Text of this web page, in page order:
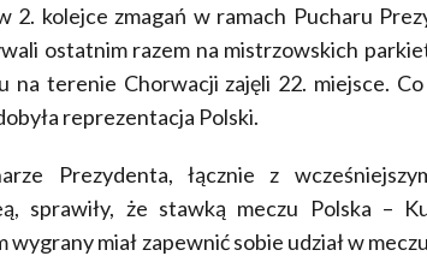
2. kolejce zmagań w ramach Pucharu
ostatnim razem na mistrzowskich
na terenie Chorwacji zajęli 22. miejsce.
reprezentacja Polski.
Prezydenta, łącznie z
sprawiły, że stawką meczu Polska –
miał zapewnić sobie udział w